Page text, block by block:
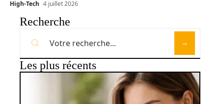
High-Tech 4 juillet 2026
Recherche
Les plus récents